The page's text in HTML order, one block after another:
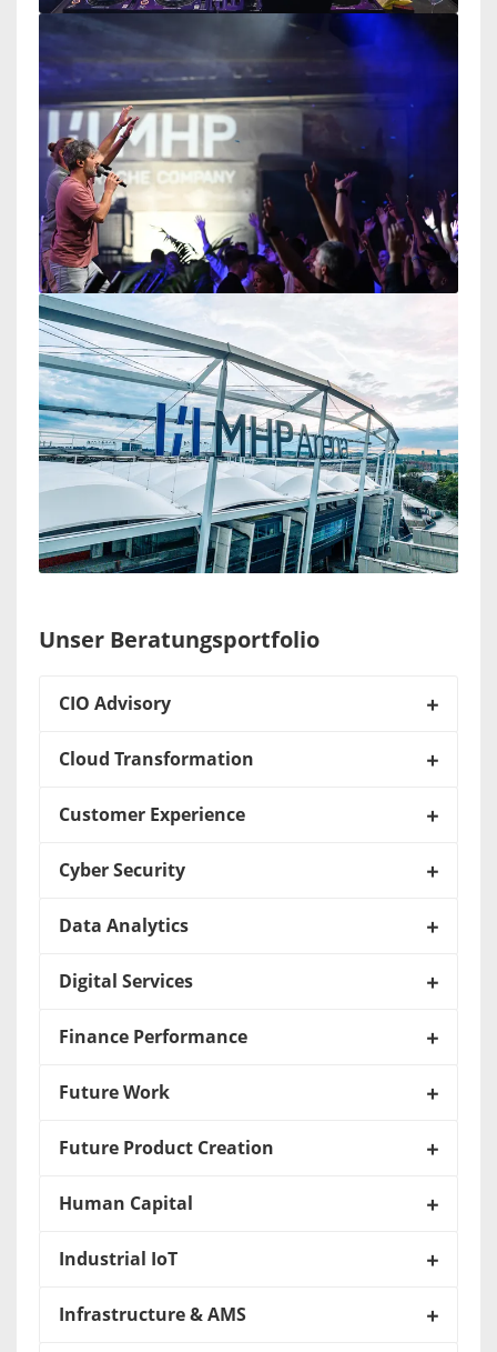
Unser Beratungsportfolio
CIO Advisory
Cloud Transformation
Customer Experience
Cyber Security
Data Analytics
Digital Services
Finance Performance
Future Work
Future Product Creation
Human Capital
Industrial IoT
Infrastructure & AMS